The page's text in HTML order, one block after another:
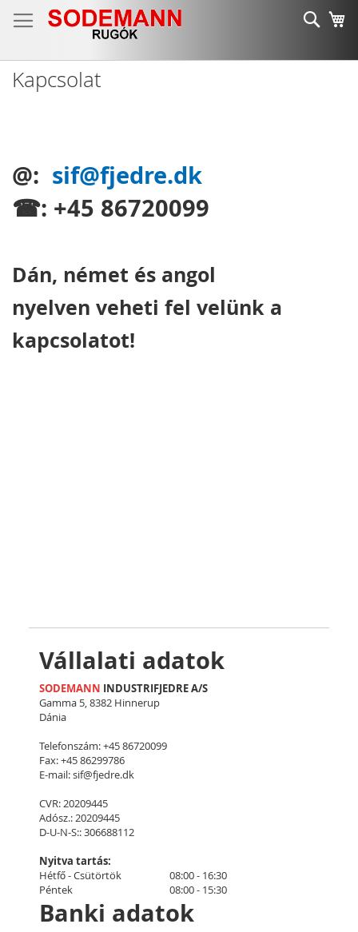
a
Kapcsolat
@: sif@fjedre.dk
☎: +45 86720099
Dán, német és angol
nyelven veheti fel velünk a
kapcsolatot!
Vállalati adatok
SODEMANN INDUSTRIFJEDRE A/S
Gamma 5, 8382 Hinnerup
Dánia
Telefonszám: +45 86720099
Fax: +45 86299786
E-mail:sif@fjedre.dk
CVR: 20209445
Adósz.: 20209445
D-U-N-S:: 306688112
Nyitva tartás:
Hétfő - Csütörtök
08:00 - 16:30
Péntek
08:00 - 15:30
Banki adatok